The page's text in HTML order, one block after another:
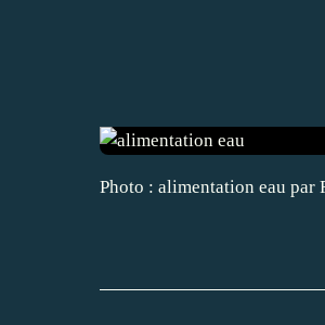
Photo : alimentation eau par